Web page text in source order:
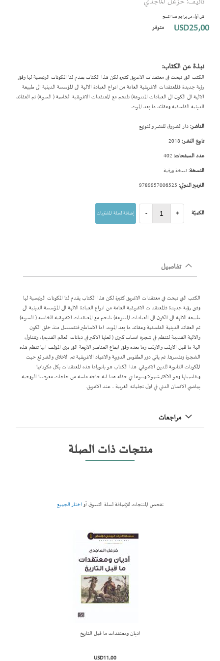
كن أول من يراجع هذا المنتج
USD25٫00 متوفر
نبذة عن الكتاب:
الكتب التي تبحث في معتقدات الاغريق كثيرة لكن هذا الكتاب يقدم لنا المكونات الرئيسية لها وفق
رؤية جديدة فالمعتقدات الاغريقية العامة من انواع العبادة الالهة الى المؤسسة الدينية الى طبيعة
الالهة الى الكون الى العبادات المتنوعة) تلتحم مع المعتقدات الاغريقية الخاصة ( السرية) ثم العقائد
الدينية الفلسفية وعقائد ما بعد الموت.
الناشر:دار الشروق للنشر والتوزيع
تاريخ النشر:
عدد الصفحات:
النسخة:نسخة ورقية
الترميز الدولي:
الكميّة - + إضافة لسلة المشتريات
بداية
معرض
الصور
تفاصيل
الكتب التي تبحث في معتقدات الاغريق كثيرة لكن هذا الكتاب يقدم لنا المكونات الرئيسية لها
وفق رؤية جديدة فالمعتقدات الاغريقية العامة من انواع العبادة الالهة الى المؤسسة الدينية الى
طبيعة الالهة الى الكون الى العبادات المتنوعة) تلتحم مع المعتقدات الاغريقية الخاصة ( السرية)
ثم العقائد الدينية الفلسفية وعقائد ما بعد الموت. اما الاساطير فتتسلسل منذ خلق الكون
والالهة القديمة لتنظم في شجرة انساب كبرى ( لعلها الاكبر في ديانات العالم القديم)، وتتناول
الهة ما قبل الاولمب والاولمب وما بعده وفق ايقاع العناصر الاربعة التى يرى المؤلف انها تنظم هذه
الشجرة وتفسرها. ثم ياتي دور الطقوس الدورية والاعياد الاغريقية ثم الاخلاق والشرائع حيث
المكونات الثانوية للدين الاغريقي. هذا الكتاب هو بانوراما هذه المعتقدات بكل مكوناتها
وتفاصيلها وهو الاكثر شمولا وتنوعا في حقله هذا انه حاجة ماسة من حاجات معرفتنا الروحية
بماضي الانسان الدني في اول تجلياته الغريبة .. عند الاغريق.
مراجعات
منتجات ذات الصلة
تفحص المنتجات للإضافة لسلة التسوق أواختار الجميع
اديان ومعتقدات ما قبل التاريخ
USD11٫00